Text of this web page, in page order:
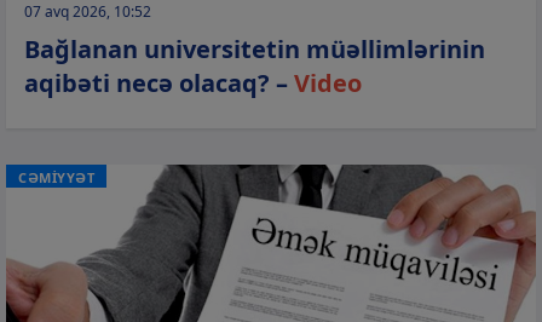
07 avq 2026, 10:52
Bağlanan universitetin müəllimlərinin
aqibəti necə olacaq? –Video
CƏMİYYƏT